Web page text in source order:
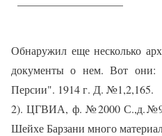
Обнаружил еще несколько
документы о нем. Вот
Персии". 1914 г. Д. №1,2,165.
2). ЦГВИА, ф. №2000
Шейхе Барзани много